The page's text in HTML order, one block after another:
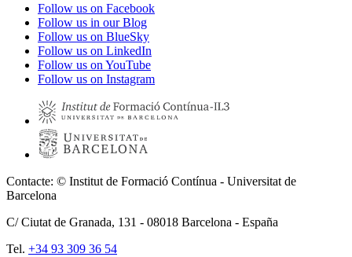
Follow us on Facebook
Follow us in our Blog
Follow us on BlueSky
Follow us on LinkedIn
Follow us on YouTube
Follow us on Instagram
Contacte: © Institut de Formació Contínua - Universitat de
Barcelona
C/ Ciutat de Granada, 131 - 08018 Barcelona - España
Tel. +34 93 309 36 54